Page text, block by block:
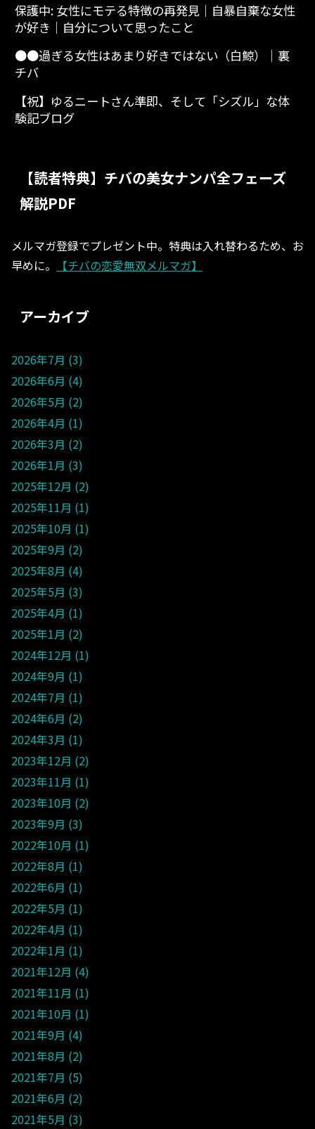
保護中: 女性にモテる特徴の再発見│自暴自棄な女性
が好き│自分について思ったこと
●●過ぎる女性はあまり好きではない（白鯨）│裏
チバ
【祝】ゆるニートさん準即、そして「シズル」な体
験記ブログ
【読者特典】チバの美女ナンパ全フェーズ
解説PDF
メルマガ登録でプレゼント中。特典は入れ替わるため、お
早めに。
【チバの恋愛無双メルマガ】
アーカイブ
2026年7月 3
2026年6月 4
2026年5月 2
2026年4月 1
2026年3月 2
2026年1月 3
2025年12月 2
2025年11月 1
2025年10月 1
2025年9月 2
2025年8月 4
2025年5月 3
2025年4月 1
2025年1月 2
2024年12月 1
2024年9月 1
2024年7月 1
2024年6月 2
2024年3月 1
2023年12月 2
2023年11月 1
2023年10月 2
2023年9月 3
2022年10月 1
2022年8月 1
2022年6月 1
2022年5月 1
2022年4月 1
2022年1月 1
2021年12月 4
2021年11月 1
2021年10月 1
2021年9月 4
2021年8月 2
2021年7月 5
2021年6月 2
2021年5月 3